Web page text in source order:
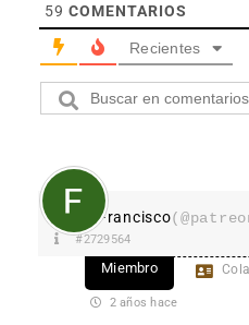
59 COMENTARIOS
Recientes
Francisco
#2729564
Miembro
2 años hace